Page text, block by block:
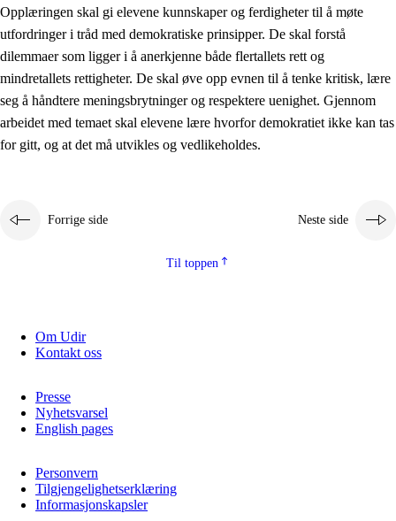
2.4 Å lære å lære
Tverrfaglige temaer
2.5 Tverrfaglige temaer
2.5.1 Folkehelse og livsmestring
2.5.2 Demokrati og medborgerskap
Opplæringen skal gi elevene kunnskaper og ferdigheter til å møte
utfordringer i tråd med demokratiske prinsipper. De skal forstå
dilemmaer som ligger i å anerkjenne både flertallets rett og
mindretallets rettigheter. De skal øve opp evnen til å tenke kritisk, lære
seg å håndtere meningsbrytninger og respektere uenighet. Gjennom
arbeidet med temaet skal elevene lære hvorfor demokratiet ikke kan tas
for gitt, og at det må utvikles og vedlikeholdes.
Forrige side Neste side
Til toppen
Om Udir
Kontakt oss
Presse
Nyhetsvarsel
English pages
Personvern
Tilgjengelighetserklæring
Informasjonskapsler